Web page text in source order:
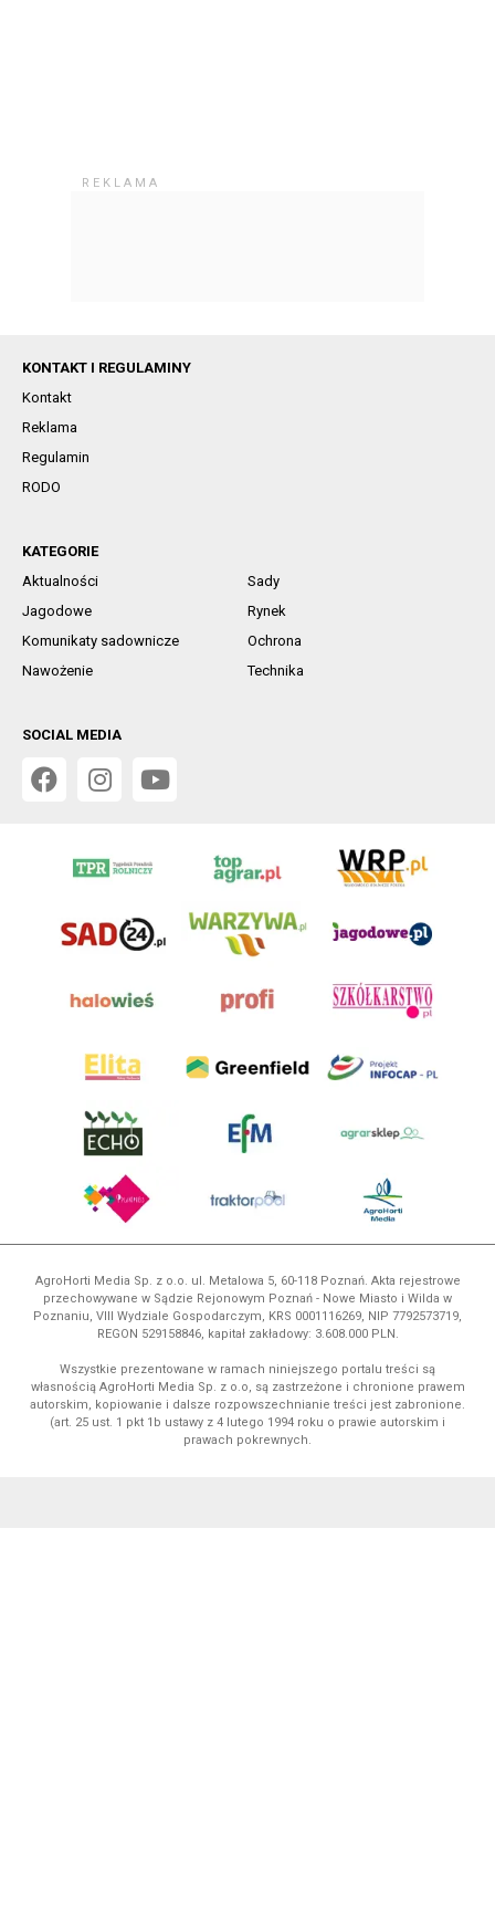
KONTAKT I REGULAMINY
Kontakt
Reklama
Regulamin
RODO
KATEGORIE
Aktualności
Sady
Jagodowe
Rynek
Komunikaty sadownicze
Ochrona
Nawożenie
Technika
SOCIAL MEDIA
AgroHorti Media Sp. z o.o. ul. Metalowa 5, 60-118 Poznań. Akta rejestrowe
przechowywane w Sądzie Rejonowym Poznań - Nowe Miasto i Wilda w
Poznaniu, VIII Wydziale Gospodarczym, KRS 0001116269, NIP 7792573719,
REGON 529158846, kapitał zakładowy: 3.608.000 PLN.
Wszystkie prezentowane w ramach niniejszego portalu treści są
własnością AgroHorti Media Sp. z o.o, są zastrzeżone i chronione prawem
autorskim, kopiowanie i dalsze rozpowszechnianie treści jest zabronione.
(art. 25 ust. 1 pkt 1b ustawy z 4 lutego 1994 roku o prawie autorskim i
prawach pokrewnych.